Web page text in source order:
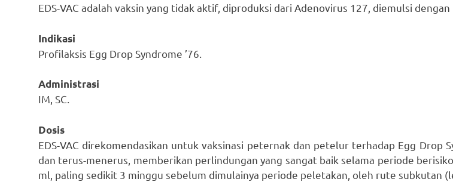
EDS-VAC adalah vaksin yang tidak aktif, diproduksi dari Adenovirus 127, diemulsi dengan
Indikasi
Profilaksis Egg Drop Syndrome ’76.
Administrasi
IM, SC.
Dosis
EDS-VAC direkomendasikan untuk vaksinasi peternak dan petelur terhadap Egg Drop
dan terus-menerus, memberikan perlindungan yang sangat baik selama periode
ml, paling sedikit 3 minggu sebelum dimulainya periode peletakan, oleh rute subkutan